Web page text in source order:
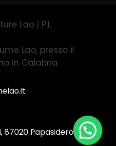
Lao | P.I.
Lao, presso il
in Calabria
87020 Papasidero (CS)